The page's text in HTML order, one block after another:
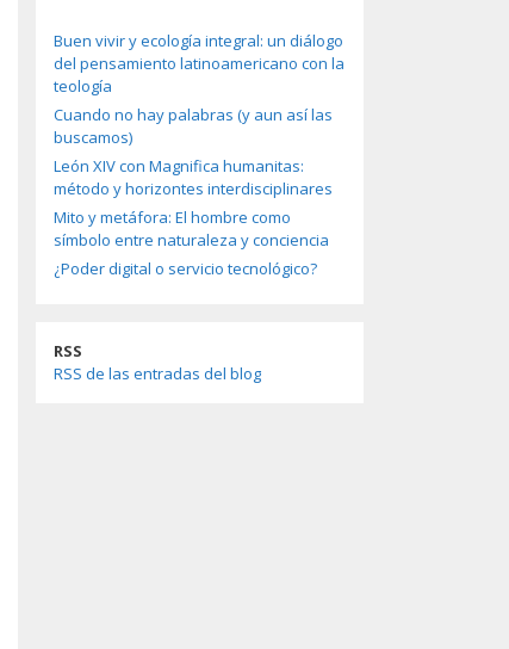
Buen vivir y ecología integral: un diálogo
del pensamiento latinoamericano con la
teología
Cuando no hay palabras (y aun así las
buscamos)
León XIV con Magnifica humanitas:
método y horizontes interdisciplinares
Mito y metáfora: El hombre como
símbolo entre naturaleza y conciencia
¿Poder digital o servicio tecnológico?
RSS
RSS de las entradas del blog